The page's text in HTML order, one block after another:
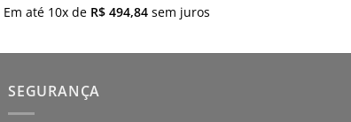
Em até 10x de R$ 494,84 sem juros
SEGURANÇA